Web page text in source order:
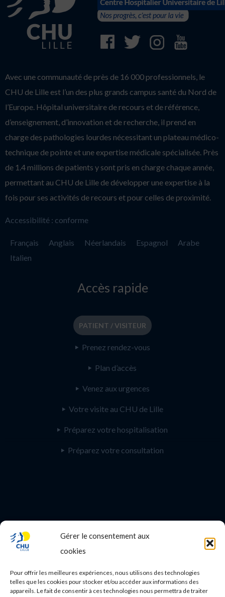
Gérer le consentement aux
cookies
Pour offrir les meilleures expériences, nous utilisons des technologies
telles que les cookies pour stocker et/ou accéder aux informations des
appareils. Le fait de consentir à ces technologies nous permettra de traiter
Avec une communauté de près de 16 000 professionnels, le
CHU de Lille est l’un des plus grands campus santé du Nord de
l’Europe. Hôpital universitaire de recours et de référence,
d’enseignement, d’innovation et de recherche, il prend en
charge des pathologies lourdes nécessitant un plateau médico-
technique de pointe et une expertise médicale spécialisée. Près
de 1.4 millions de patients y sont pris en charge chaque année,
permettant au CHU de Lille de développer une expertise à la
fois pour ses activités de recours et pour celles de proximité.
Accessibilité : conforme
Français Anglais Néerlandais Espagnol
Arabe
Italien
Accès rapide
PATIENT / VISITEUR
Prenez rendez-vous
Plan d’accès
Venez aux urgences
Votre visite au CHU de Lille
Préparez votre hospitalisation
Préparez votre consultation
PROFESSIONNEL DE SANTE
Nos essais cliniques